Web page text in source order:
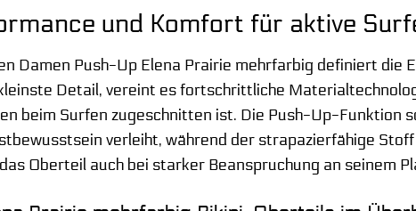
und Komfort für aktive
Damen Push-Up Elena Prairie mehrfarbig definiert die
Detail, vereint es fortschrittliche
beim Surfen zugeschnitten ist. Die Push-Up-Funktion
verleiht, während der strapazierfähige
Oberteil auch bei starker Beanspruchung an seinem